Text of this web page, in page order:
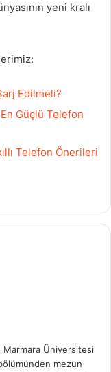
yeni kralı
Edilmeli?
Güçlü Telefon
Telefon Önerileri
Marmara Üniversitesi
mezun